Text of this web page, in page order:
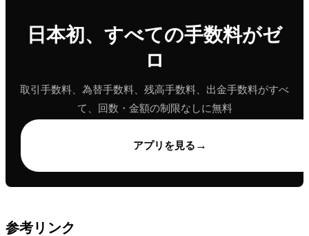
日本初、すべての手数料がゼ
ロ
取引手数料、為替手数料、残高手数料、出金手数料がすべ
て、回数・金額の制限なしに無料
アプリを見る →
参考リンク